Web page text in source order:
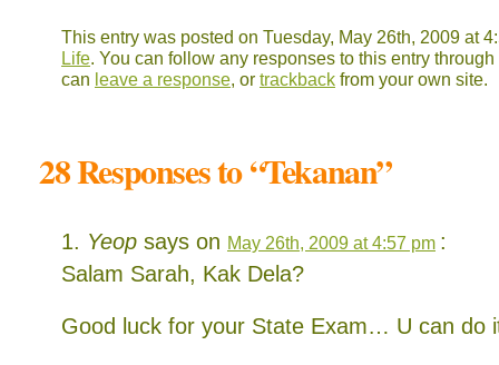
This entry was posted on Tuesday, May 26th, 2009 at
Life. You can follow any responses to this entry
can leave a response, or trackback from your own site.
28 Responses to “Tekanan”
Yeop says on May 26th, 2009 at 4:57 pm :
Salam Sarah, Kak Dela?
Good luck for your State Exam… U can do